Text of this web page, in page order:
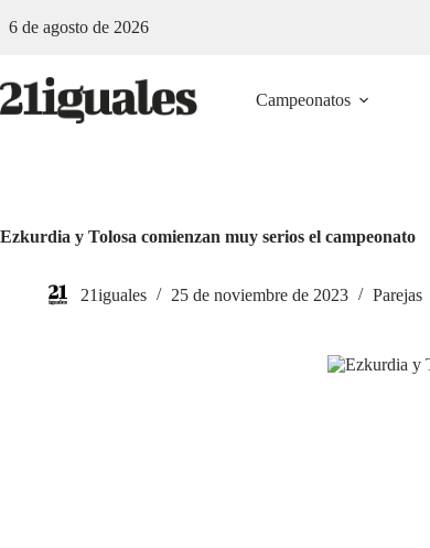
al6 de agosto de 2026
Campeonatos
Ezkurdia y Tolosa comienzan muy serios el campeonato
21iguales 25 de noviembre de 2023 Parejas